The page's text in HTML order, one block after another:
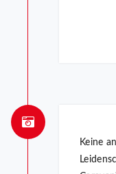
Keine